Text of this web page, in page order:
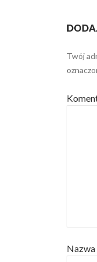
Twój
Nazwa